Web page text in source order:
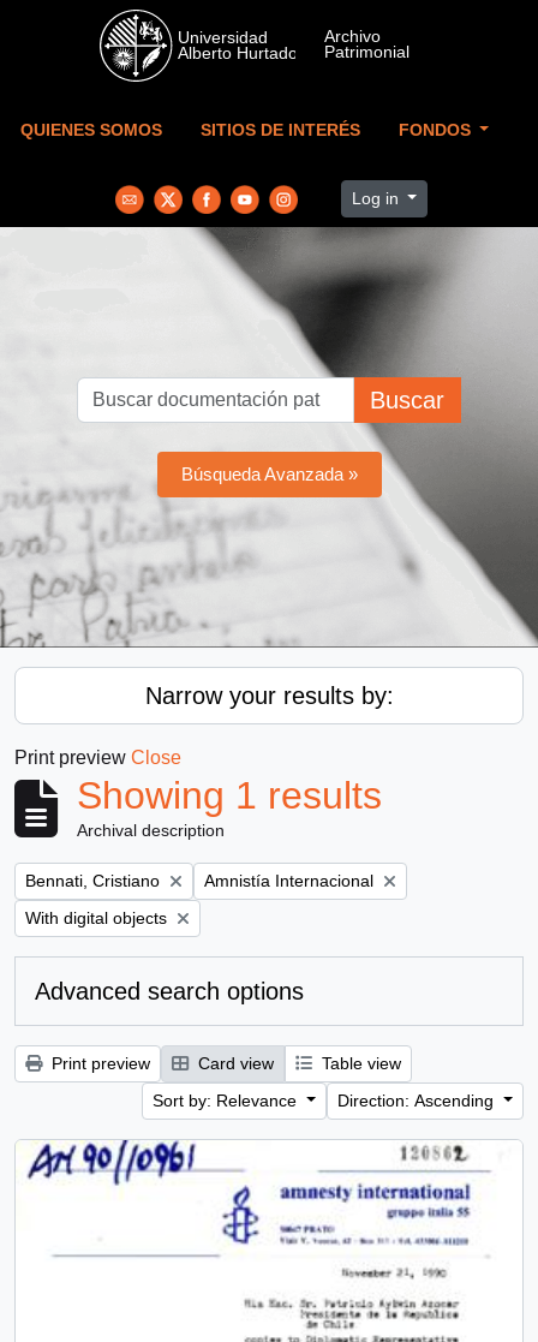
Skip to main content
QUIENES SOMOS SITIOS DE INTERÉS FONDOS
Log in
Buscar
Búsqueda Avanzada »
Narrow your results by:
Print preview Close
Showing 1 results
Archival description
Remove filter:
Bennati, Cristiano Remove filter:
Amnistía Internacional
Remove filter:
With digital objects
Advanced search options
Print preview Card view
Table view
Sort by: Relevance
Direction: Ascending